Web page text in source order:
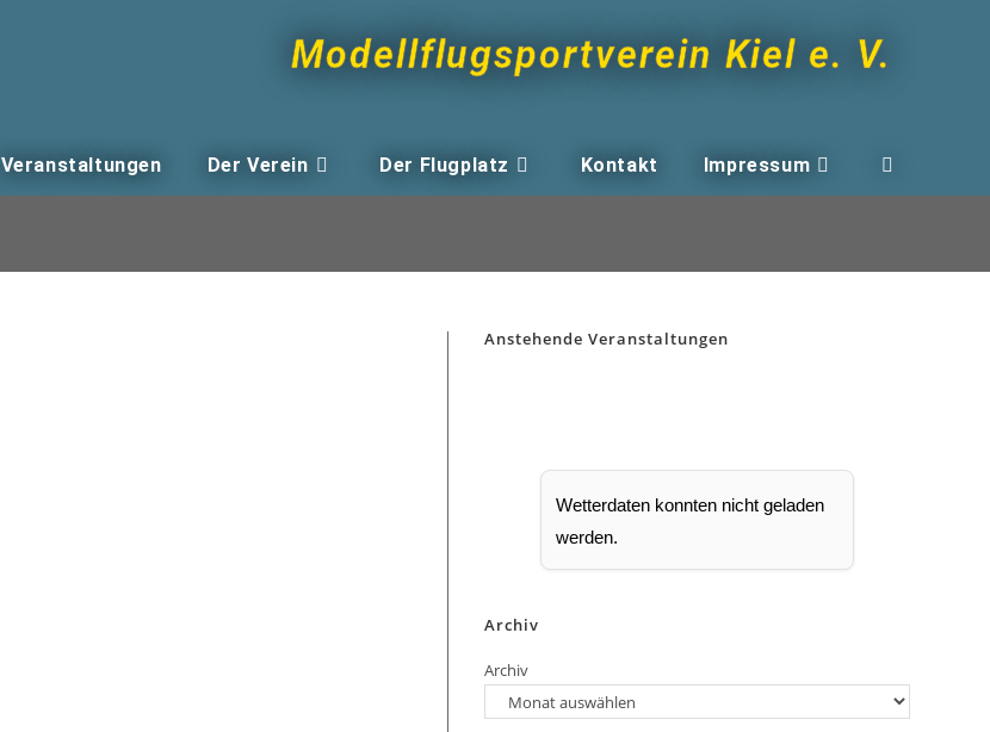
Modellflugsportverein Kiel e. V.
Veranstaltungen Der Verein Der Flugplatz Kontakt Impressum
Anstehende Veranstaltungen
Wetterdaten konnten nicht geladen
werden.
Archiv
Archiv